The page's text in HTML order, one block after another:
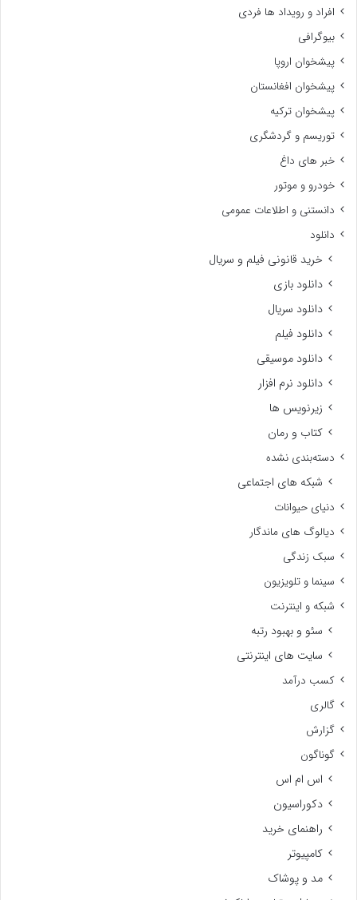
افراد و رویداد ها فردی
بیوگرافی
پیشخوان اروپا
پیشخوان افغانستان
پیشخوان ترکیه
توریسم و گردشگری
خبر های داغ
خودرو و موتور
دانستنی و اطلاعات عمومی
دانلود
خرید قانونی فیلم و سریال
دانلود بازی
دانلود سریال
دانلود فیلم
دانلود موسیقی
دانلود نرم افزار
زیرنویس ها
کتاب و رمان
دسته‌بندی نشده
شبکه های اجتماعی
دنیای حیوانات
دیالوگ های ماندگار
سبک زندگی
سینما و تلویزیون
شبکه و اینترنت
سئو و بهبود رتبه
سایت های اینترنتی
کسب درآمد
گالری
گزارش
گوناگون
اس ام اس
دکوراسیون
راهنمای خرید
کامپیوتر
مد و پوشاک